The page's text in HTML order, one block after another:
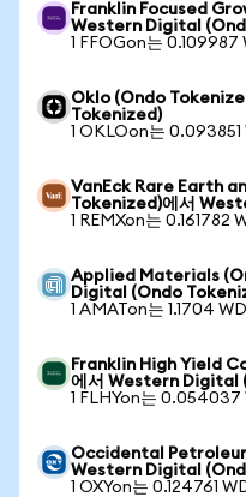
Franklin Focused
Western Digital
1 FFOGon는 0.109987
Oklo (Ondo
Tokenized)
1 OKLOon는
VanEck Rare Earth
Tokenized)에서
1 REMXon는 0.161782
Applied Materials
Digital (Ondo
1 AMATon는 1.1704
Franklin High Yield
에서 Western Digital
1 FLHYon는 0.054037
Occidental
Western Digital
1 OXYon는 0.124761